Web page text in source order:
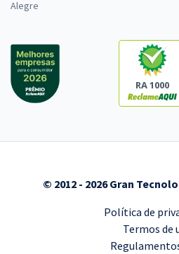
Alegre
RA 1000
© 2012 - 2026 Gran
Política de
Termos de